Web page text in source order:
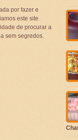
por fazer e
este site
de procurar a
sem segredos.